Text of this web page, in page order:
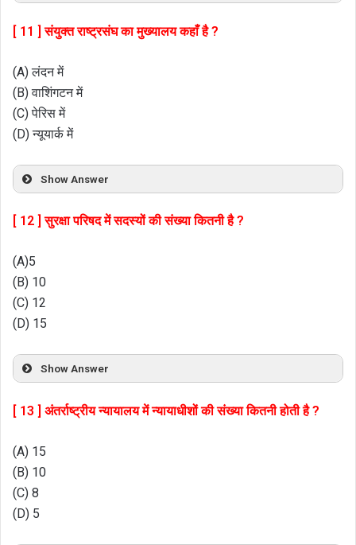
[ 11 ] संयुक्त राष्ट्रसंघ का मुख्यालय कहाँ है ?
(A) लंदन में
(B) वाशिंगटन में
(C) पेरिस में
(D) न्यूयार्क में
Show Answer
[ 12 ] सुरक्षा परिषद में सदस्यों की संख्या कितनी है ?
(A)5
(B) 10
(C) 12
(D) 15
Show Answer
[ 13 ] अंतर्राष्ट्रीय न्यायालय में न्यायाधीशों की संख्या कितनी होती है ?
(A) 15
(B) 10
(C) 8
(D) 5